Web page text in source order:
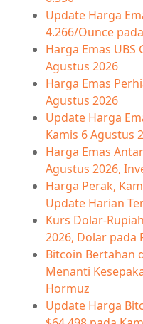
Update Harga
4.266/Ounce
Harga Emas UBS
Agustus 2026
Harga Emas
Agustus 2026
Update Harga
Kamis 6 Agustus
Harga Emas
Agustus 2026,
Harga Perak,
Update Harian
Kurs Dolar-
2026, Dolar pada
Bitcoin Bertahan
Menanti
Hormuz
Update Harga